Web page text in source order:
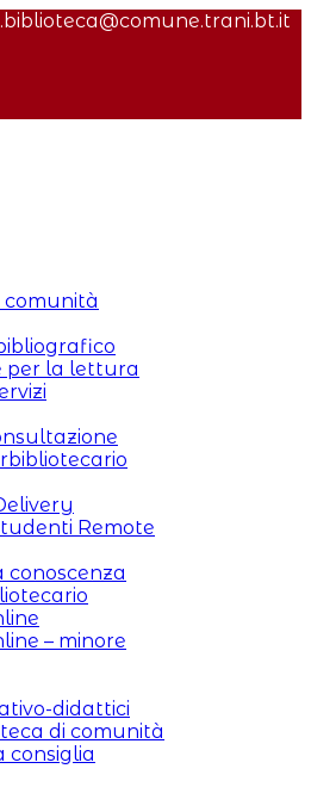
comunità
per la lettura
Remote
conoscenza
– minore
didattici
di comunità
consiglia